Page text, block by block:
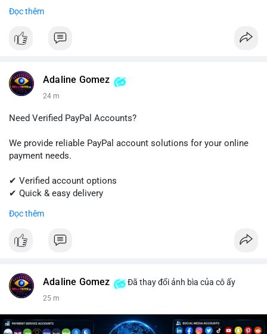
✔ Professional Customer Support
📱 WhatsApp: +1 (681) 549-2683
#linkedin #linkedinaccount #professionalnetwork
#digitalsolutions
#sellssmm
Đọc thêm
Adaline Gomez
24 m
Need Verified PayPal Accounts?
We provide reliable PayPal account solutions for your online
payment needs.
✔ Verified account options
✔ Quick & easy delivery
#paypal #paypalaccount #onlinepayments
Đọc thêm
Adaline Gomez Đã thay đổi ảnh bìa của cô ấy
25 m